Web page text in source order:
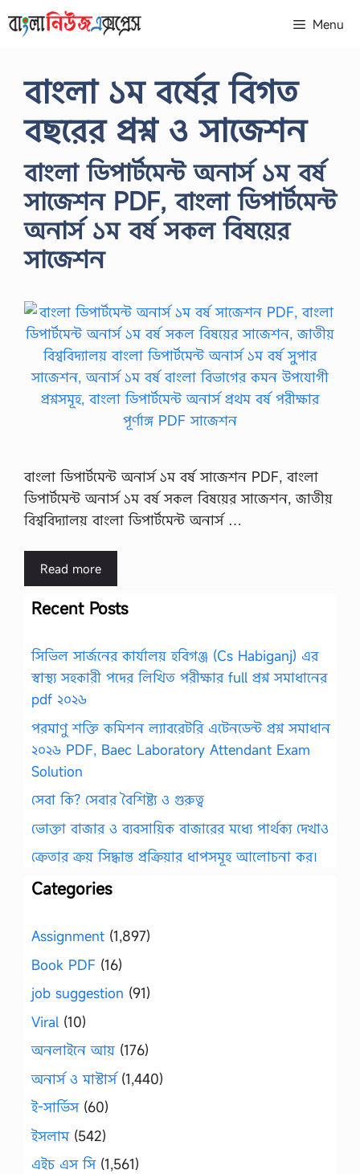
to
Menu
বাংলা ১ম বর্ষের বিগত
বছরের প্রশ্ন ও সাজেশন
বাংলা ডিপার্টমেন্ট অনার্স ১ম বর্ষ
সাজেশন PDF, বাংলা ডিপার্টমেন্ট
অনার্স ১ম বর্ষ সকল বিষয়ের
সাজেশন
বাংলা ডিপার্টমেন্ট অনার্স ১ম বর্ষ সাজেশন PDF, বাংলা
ডিপার্টমেন্ট অনার্স ১ম বর্ষ সকল বিষয়ের সাজেশন, জাতীয়
বিশ্ববিদ্যালয় বাংলা ডিপার্টমেন্ট অনার্স …
Read more
Recent Posts
সিভিল সার্জনের কার্যালয় হবিগঞ্জ (Cs Habiganj) এর
স্বাস্থ্য সহকারী পদের লিখিত পরীক্ষার full প্রশ্ন সমাধানের
pdf ২০২৬
পরমাণু শক্তি কমিশন ল্যাবরেটরি এটেনডেন্ট প্রশ্ন সমাধান
২০২৬ PDF, Baec Laboratory Attendant Exam
Solution
সেবা কি? সেবার বৈশিষ্ট্য ও গুরুত্ব
ভোক্তা বাজার ও ব্যবসায়িক বাজারের মধ্যে পার্থক্য দেখাও
ক্রেতার ক্রয় সিদ্ধান্ত প্রক্রিয়ার ধাপসমূহ আলোচনা কর।
Categories
Assignment (1,897)
Book PDF (16)
job suggestion (91)
Viral (10)
অনলাইনে আয় (176)
অনার্স ও মাস্টার্স(1,440)
ই-সার্ভিস(60)
ইসলাম(542)
এইচ এস সি(1,561)